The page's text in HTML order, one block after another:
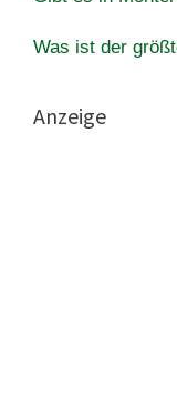
Was ist der
Anzeige